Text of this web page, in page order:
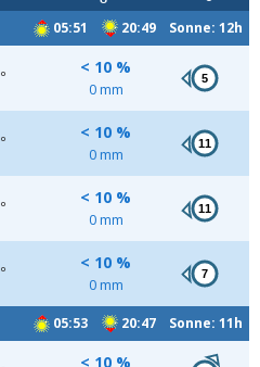
05:51 20:49 Sonne: 12h
°
< 10 %
0 mm
5
°
< 10 %
0 mm
11
°
< 10 %
0 mm
11
°
< 10 %
0 mm
7
05:53 20:47 Sonne: 11h
< 10 %